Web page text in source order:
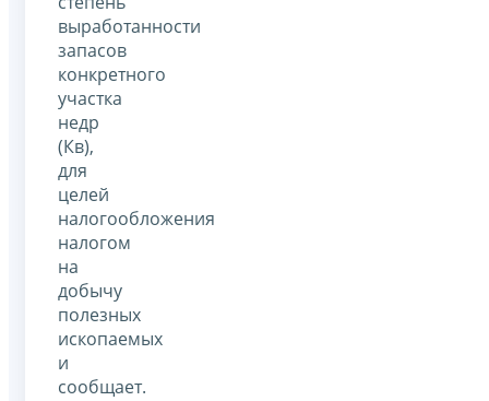
выработанности
запасов
конкретного
участка
недр
(Кв),
для
целей
налогообложения
налогом
на
добычу
полезных
ископаемых
и
сообщает.